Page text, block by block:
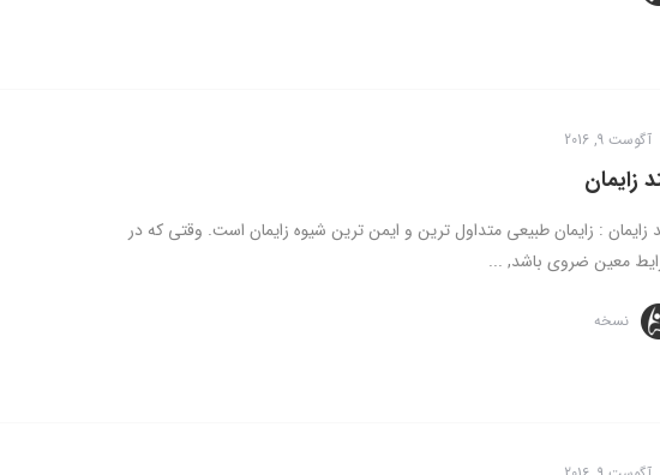
آگوست 9, 2016
زایمان
زایمان : زایمان طبیعی متداول ترین و ایمن ترین شیوه زایمان است. وقتی که در
معین ضروی باشد, ...
نسخه